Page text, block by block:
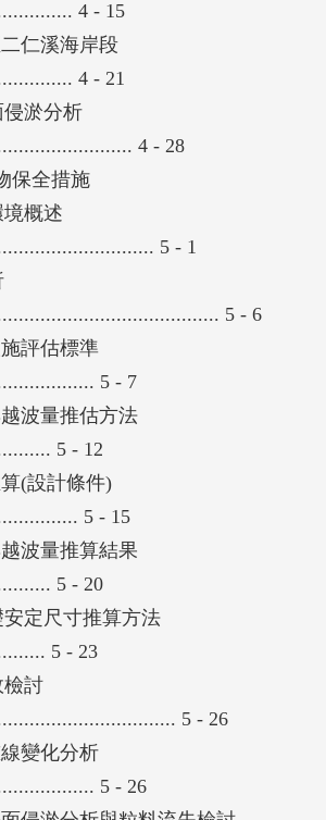
4 - 15
仁溪海岸段
4 - 21
淤分析
4 - 28
保全措施
概述
5 - 1
5 - 6
評估標準
5 - 7
波量推估方法
5 - 12
(設計條件)
5 - 15
波量推算結果
5 - 20
定尺寸推算方法
5 - 23
檢討
5 - 26
變化分析
5 - 26